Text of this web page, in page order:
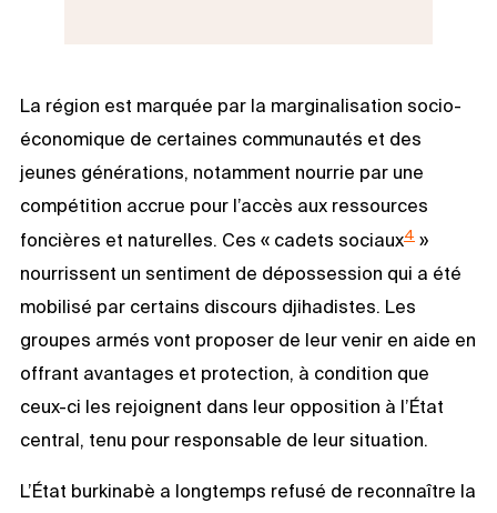
La région est marquée par la marginalisation socio-
économique de certaines communautés et des
jeunes générations, notamment nourrie par une
compétition accrue pour l’accès aux ressources
foncières et naturelles. Ces « cadets sociaux4 »
nourrissent un sentiment de dépossession qui a été
mobilisé par certains discours djihadistes. Les
groupes armés vont proposer de leur venir en aide en
offrant avantages et protection, à condition que
ceux-ci les rejoignent dans leur opposition à l’État
central, tenu pour responsable de leur situation.
L’État burkinabè a longtemps refusé de reconnaître la